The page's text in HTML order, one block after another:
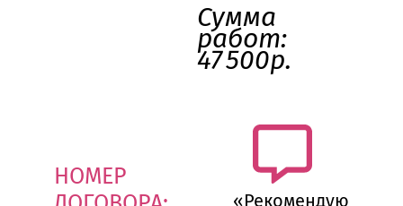
Сумма
работ:
47 500р.
НОМЕР
«Рекомендую